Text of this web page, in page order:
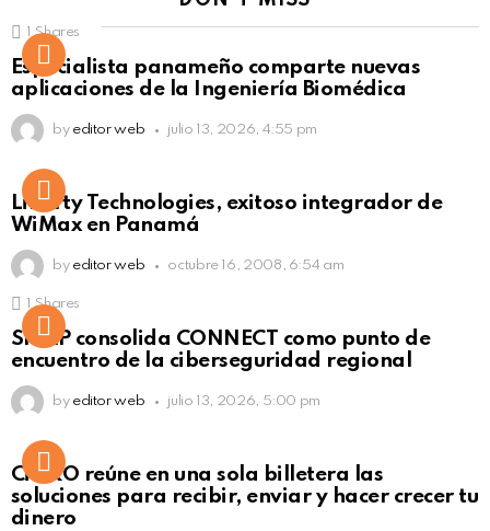
Click to view this post
Shares
Especialista panameño comparte nuevas
aplicaciones de la Ingeniería Biomédica
by editor web julio 13, 2026, 4:55 pm
Liberty Technologies, exitoso integrador de
WiMax en Panamá
by editor web octubre 16, 2008, 6:54 am
Click to view this post
Shares
SISAP consolida CONNECT como punto de
encuentro de la ciberseguridad regional
by editor web julio 13, 2026, 5:00 pm
Not Safe For Work
Click to view this post
CiNKO reúne en una sola billetera las
soluciones para recibir, enviar y hacer crecer tu
dinero